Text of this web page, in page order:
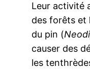
Leur activité
des forêts et
du pin (
causer des
les